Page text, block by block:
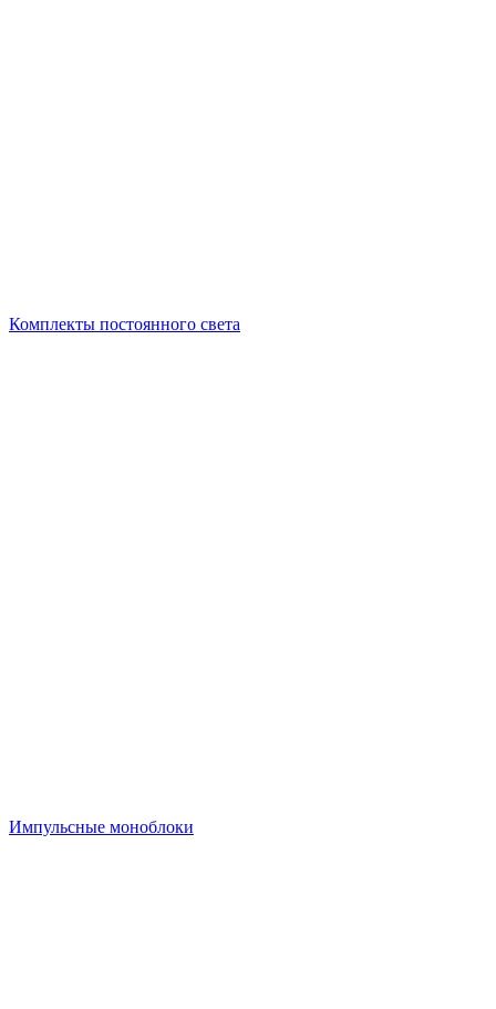
Комплекты постоянного света
Импульсные моноблоки